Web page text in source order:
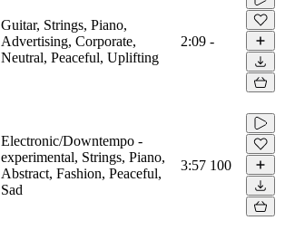
Guitar, Strings, Piano,
Advertising, Corporate,
Neutral, Peaceful, Uplifting
2:09 -
Electronic/Downtempo -
experimental, Strings, Piano,
Abstract, Fashion, Peaceful,
Sad
3:57 100